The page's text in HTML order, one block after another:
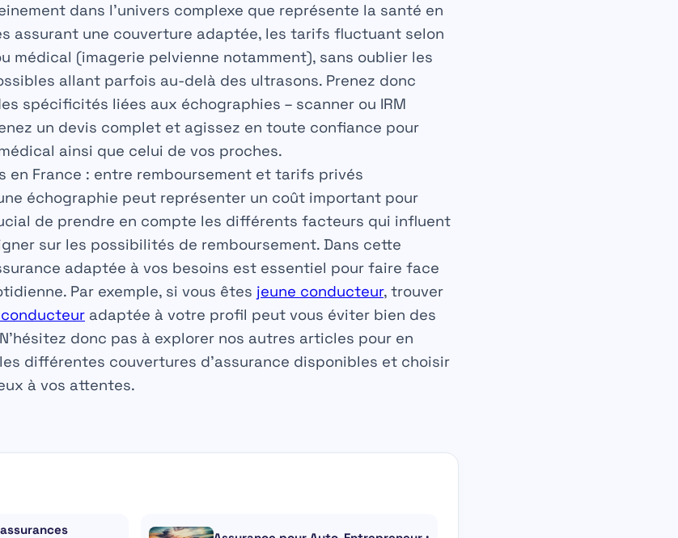
dans l’univers complexe que représente la santé en
assurant une couverture adaptée, les tarifs fluctuant selon
médical (imagerie pelvienne notamment), sans oublier les
allant parfois au-delà des ultrasons. Prenez donc
spécificités liées aux échographies – scanner ou IRM
un devis complet et agissez en toute confiance pour
ainsi que celui de vos proches.
échographie peut représenter un coût important pour
de prendre en compte les différents facteurs qui influent
sur les possibilités de remboursement. Dans cette
adaptée à vos besoins est essentiel pour faire face
Par exemple, si vous êtes jeune conducteur, trouver
adaptée à votre profil peut vous éviter bien des
donc pas à explorer nos autres articles pour en
différentes couvertures d’assurance disponibles et choisir
à vos attentes.